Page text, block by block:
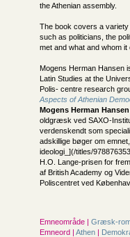
the Athenian assembly.
The book covers a variety
such as politicians, the
met and what and whom it
Mogens Herman Hansen
Latin Studies at the
Polis- centre research
Aspects of Athenian
Mogens Herman Hansen
oldgræsk ved SAXO-
verdenskendt som
adskillige bøger om
ideologi_](/titles/
H.O. Lange-prisen for
af British Academy og
Poliscentret ved
Emneområde | Græsk-
Emneord | Athen |